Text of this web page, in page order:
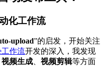
化工作流
upload”的启发，开始关注
工作流开发的深入，我发现
视频生成 视频剪辑等方面